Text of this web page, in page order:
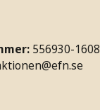
556930-1608